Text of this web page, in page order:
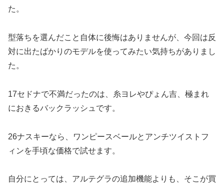
た。
型落ちを選んだこと自体に後悔はありませんが、今回は反
対に出たばかりのモデルを使ってみたい気持ちがありまし
た。
17セドナで不満だったのは、糸ヨレやぴょん吉、極まれ
におきるバックラッシュです。
26ナスキーなら、ワンピースベールとアンチツイストフ
ィンを手頃な価格で試せます。
自分にとっては、アルテグラの追加機能よりも、そこが買